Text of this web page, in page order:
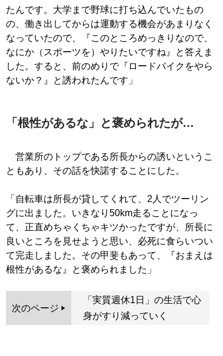
たんです。大学まで野球に打ち込んでいたもの
の、働き出してからは運動する機会があまりなく
なっていたので、『このところめっきりなので、
なにか（スポーツを）やりたいですね』と答えま
した。すると、前のめりで『ロードバイクをやら
ないか？』と誘われたんです」
「根性があるな」と褒められたが…
営業所のトップである所長からの誘いというこ
ともあり、その話を快諾することにした。
「自転車は所長が貸してくれて、2人でツーリン
グに出ました。いきなり50km走ることになっ
て、正直めちゃくちゃキツかったですが、所長に
良いところを見せようと思い、必死に食らいつい
て完走しました。その甲斐もあって、『おまえは
根性があるな』と褒められました」
次のページ
「実質週休1日」の生活で心
身がすり減っていく